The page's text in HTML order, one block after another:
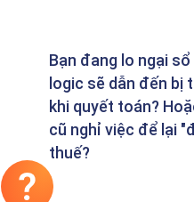
Bạn đang lo ngại
logic sẽ dẫn đến bị
khi quyết toán?
cũ nghỉ việc để lại
thuế?